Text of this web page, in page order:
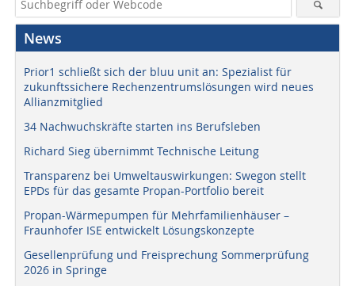
News
Prior1 schließt sich der bluu unit an: Spezialist für
zukunftssichere Rechenzentrumslösungen wird neues
Allianzmitglied
34 Nachwuchskräfte starten ins Berufsleben
Richard Sieg übernimmt Technische Leitung
Transparenz bei Umweltauswirkungen: Swegon stellt
EPDs für das gesamte Propan-Portfolio bereit
Propan-Wärmepumpen für Mehrfamilienhäuser –
Fraunhofer ISE entwickelt Lösungskonzepte
Gesellenprüfung und Freisprechung Sommerprüfung
2026 in Springe